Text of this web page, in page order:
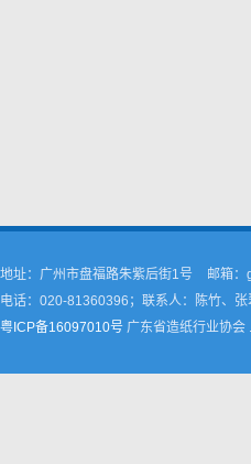
地址：广州市盘福路朱紫后街1号
邮箱：
电话：020-81360396；联系人：陈竹、
粤ICP备16097010号 广东省造纸行业协